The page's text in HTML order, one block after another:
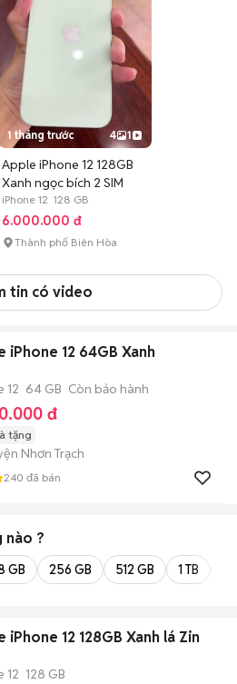
1 tháng trước 4 1
Apple iPhone 12 128GB
Xanh ngọc bích 2 SIM
iPhone 12 128 GB
6.000.000 đ
Thành phố Biên Hòa
tin có video
iPhone 12 64GB Xanh
12 64 GB Còn bảo hành
đ
tặng
Nhơn Trạch
240 đã bán
nào ?
GB 256 GB 512 GB 1 TB
iPhone 12 128GB Xanh lá Zin
12 128 GB